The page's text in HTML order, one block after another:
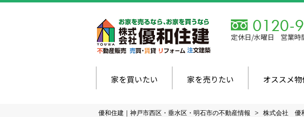
定休日/水曜日 営業時
家を買いたい 家を売りたい オススメ物
優和住建｜神戸市西区・垂水区・明石市の不動産情報 > 株式会社 優